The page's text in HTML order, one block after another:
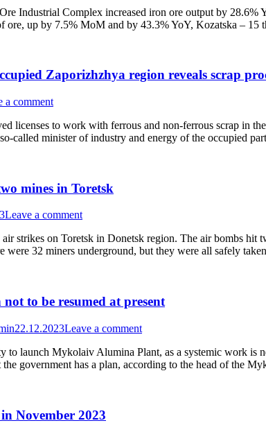
Industrial Complex increased iron ore output by 28.6%
ore, up by 7.5% MoM and by 43.3% YoY, Kozatska –
Zaporizhzhya region reveals scrap
a comment
licenses to work with ferrous and non-ferrous scrap
called minister of industry and energy of the occupied
mines in Toretsk
Leave a comment
strikes on Toretsk in Donetsk region. The air bombs
were 32 miners underground, but they were all safely
to be resumed at present
22.12.2023Leave a comment
to launch Mykolaiv Alumina Plant, as a systemic work
the government has a plan, according to the head of the
November 2023